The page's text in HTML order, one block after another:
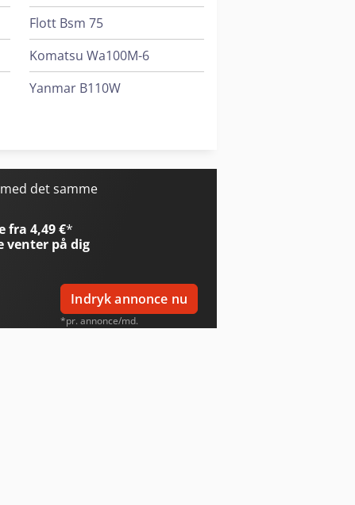
Bomar Individual 520.360 Dgh
Flott Bsm 75
Komatsu Wa100M-6
Yanmar B110W
det samme
fra 4,49 €*
venter på dig
Indryk annonce nu
*pr. annonce/md.